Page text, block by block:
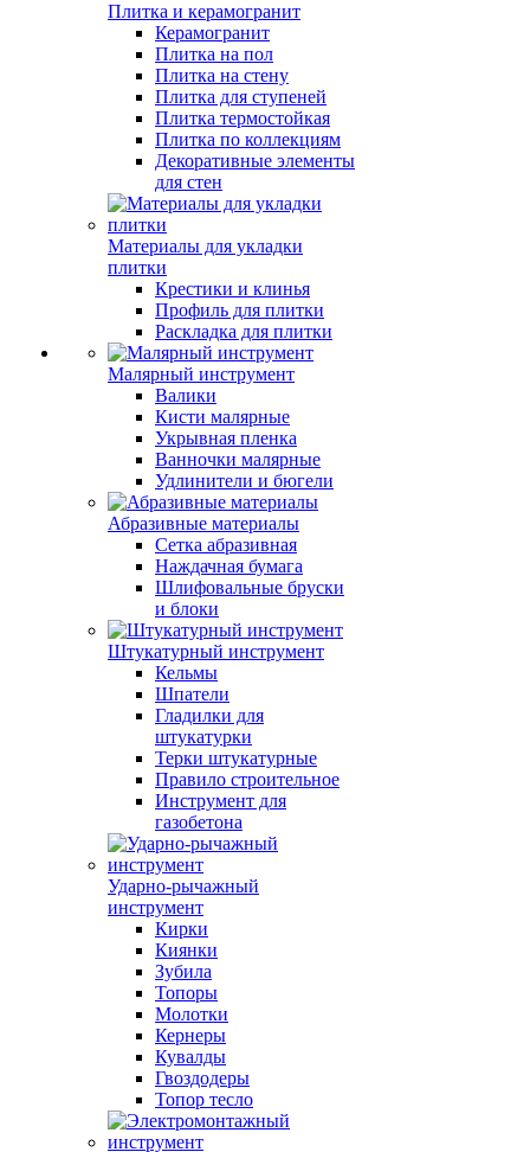
Плитка и керамогранит
Керамогранит
Плитка на пол
Плитка на стену
Плитка для ступеней
Плитка термостойкая
Плитка по коллекциям
Декоративные элементы
для стен
Материалы для укладки
плитки
Крестики и клинья
Профиль для плитки
Раскладка для плитки
Малярный инструмент
Валики
Кисти малярные
Укрывная пленка
Ванночки малярные
Удлинители и бюгели
Абразивные материалы
Сетка абразивная
Наждачная бумага
Шлифовальные бруски
и блоки
Штукатурный инструмент
Кельмы
Шпатели
Гладилки для
штукатурки
Терки штукатурные
Правило строительное
Инструмент для
газобетона
Ударно-рычажный
инструмент
Кирки
Киянки
Зубила
Топоры
Молотки
Кернеры
Кувалды
Гвоздодеры
Топор тесло